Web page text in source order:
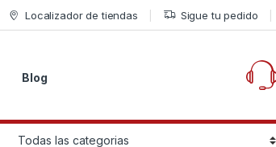
Localizador de tiendas Sigue tu pedido
Blog